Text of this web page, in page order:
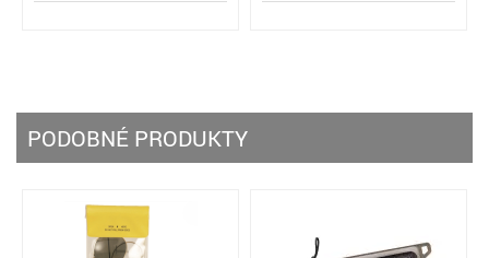
PODOBNÉ PRODUKTY